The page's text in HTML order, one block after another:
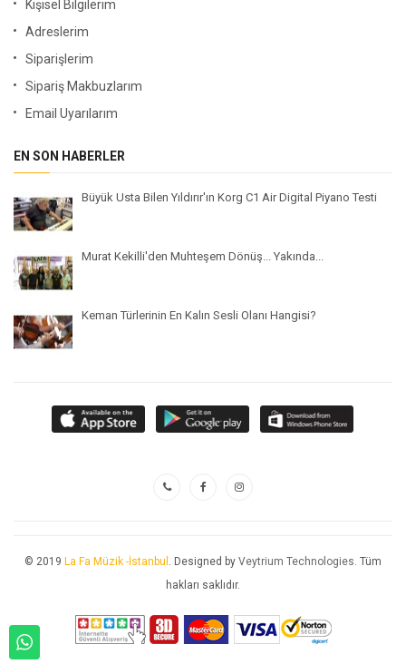
Kişisel Bilgilerim
Adreslerim
Siparişlerim
Sipariş Makbuzlarım
Email Uyarılarım
EN SON HABERLER
Büyük Usta Bilen Yıldırır'ın Korg C1 Air Digital Piyano Testi
Murat Kekilli'den Muhteşem Dönüş... Yakında...
Keman Türlerinin En Kalın Sesli Olanı Hangisi?
© 2019 La Fa Müzik -İstanbul . Designed by Veytrium Technologies. Tüm
hakları saklıdır.